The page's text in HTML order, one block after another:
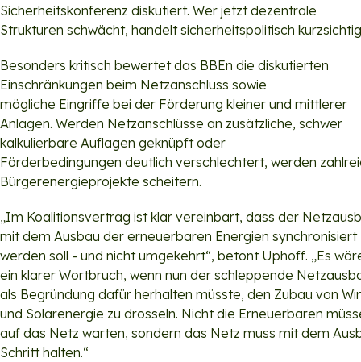
Sicherheitskonferenz diskutiert. Wer jetzt dezentrale
Strukturen schwächt, handelt sicherheitspolitisch
Besonders kritisch bewertet das BBEn die diskutierten
Einschränkungen beim Netzanschluss sowie
mögliche Eingriffe bei der Förderung kleiner und mittlerer
Anlagen. Werden Netzanschlüsse an zusätzliche, schwer
kalkulierbare Auflagen geknüpft oder
Förderbedingungen deutlich verschlechtert, werden
Bürgerenergieprojekte scheitern.
„Im Koalitionsvertrag ist klar vereinbart, dass der
mit dem Ausbau der erneuerbaren Energien synchronisiert
werden soll - und nicht umgekehrt“, betont Uphoff. „Es
ein klarer Wortbruch, wenn nun der schleppende
als Begründung dafür herhalten müsste, den Zubau von
und Solarenergie zu drosseln. Nicht die Erneuerbaren
auf das Netz warten, sondern das Netz muss mit dem
Schritt halten.“